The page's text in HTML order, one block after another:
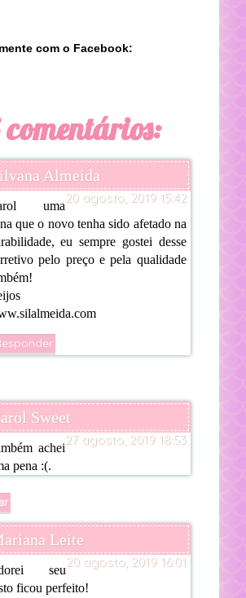
com o Facebook:
Almeida
20 agosto, 2019 15:42
uma
que o novo tenha sido afetado na
eu sempre gostei desse
pelo preço e pela qualidade
Sweet
27 agosto, 2019 18:53
achei
pena :(.
Leite
20 agosto, 2019 16:01
seu
ficou perfeito!